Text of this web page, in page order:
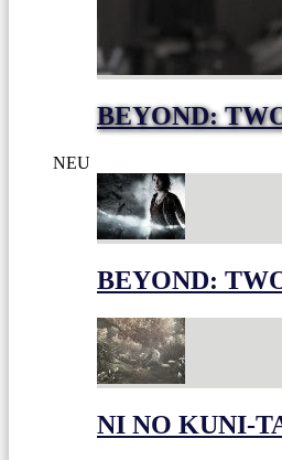
BEYOND:
NEU
BEYOND:
NI NO KUNI-